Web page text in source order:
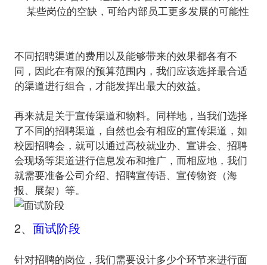
某些岗位的空缺，可给内部员工更多发展的可能性
不同招聘渠道的费用以及能够带来的效果都各有不
同，因此在有限的预算范围内，我们应该选择最合适
的渠道进行组合，才能发挥出最大的效益。
再来就是关于宣传渠道和物料。同样地，当我们选择
了不同的招聘渠道，自然也会有相应的宣传渠道，如
校园招聘会，就可以通过高校就业办、宣讲会、招聘
会现场等渠道进行信息发布和推广，而相应地，我们
就需要准备公司介绍、招聘宣传语、宣传物资（海
2、 面试阶段
针对招聘的岗位，我们需要设计多少个环节来进行面